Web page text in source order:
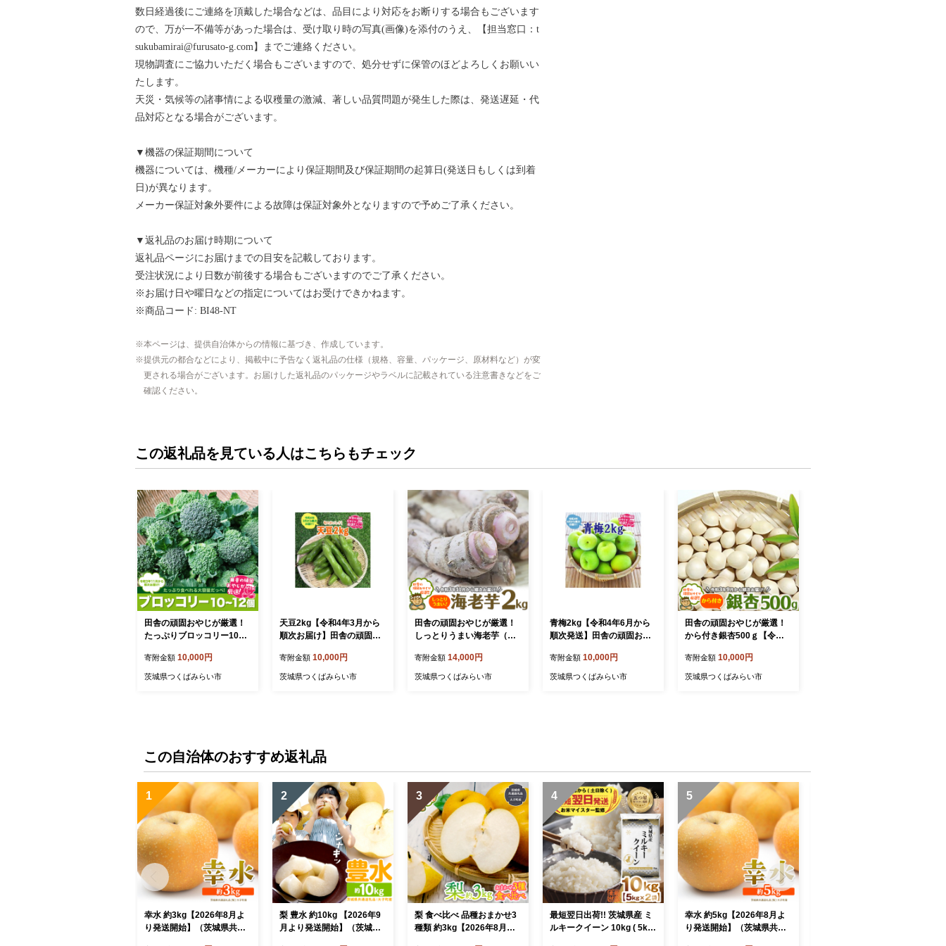
数日経過後にご連絡を頂戴した場合などは、品目により対応をお断りする場合もございます
ので、万が一不備等があった場合は、受け取り時の写真(画像)を添付のうえ、【担当窓口：t
sukubamirai@furusato-g.com】までご連絡ください。
現物調査にご協力いただく場合もございますので、処分せずに保管のほどよろしくお願いい
たします。
天災・気候等の諸事情による収穫量の激減、著しい品質問題が発生した際は、発送遅延・代
品対応となる場合がございます。
▼機器の保証期間について
機器については、機種/メーカーにより保証期間及び保証期間の起算日(発送日もしくは到着
日)が異なります。
メーカー保証対象外要件による故障は保証対象外となりますので予めご了承ください。
▼返礼品のお届け時期について
返礼品ページにお届けまでの目安を記載しております。
受注状況により日数が前後する場合もございますのでご了承ください。
※お届け日や曜日などの指定についてはお受けできかねます。
※商品コード: BI48-NT
本ページは、提供自治体からの情報に基づき、作成しています。
提供元の都合などにより、掲載中に予告なく返礼品の仕様（規格、容量、パッケージ、原材料など）が変
更される場合がございます。お届けした返礼品のパッケージやラベルに記載されている注意書きなどをご
確認ください。
この返礼品を見ている人はこちらもチェック
田舎の頑固おやじが厳選！
たっぷりブロッコリー10～
次お届け】 [BI42-NT]
寄附金額 10,000円
茨城県つくばみらい市
天豆2kg【令和4年3月から
順次お届け】田舎の頑固お
寄附金額 10,000円
茨城県つくばみらい市
田舎の頑固おやじが厳選！
しっとりうまい海老芋（里
順次お届け】 [BIA4-NT]
寄附金額 14,000円
茨城県つくばみらい市
青梅2kg【令和4年6月から
順次発送】田舎の頑固おや
寄附金額 10,000円
茨城県つくばみらい市
田舎の頑固おやじが厳選！
から付き銀杏500ｇ【令和3
-NT]
寄附金額 10,000円
茨城県つくばみらい市
この自治体のおすすめ返礼品
1
幸水 約3kg【2026年8月よ
り発送開始】（茨城県共通
2
梨 豊水 約10kg 【2026年9
月より発送開始】（茨城県
3
梨 食べ比べ 品種おまかせ3
種類 約3kg【2026年8月よ
4
最短翌日出荷!! 茨城県産 ミ
ルキークイーン 10kg ( 5kg
5
幸水 約5kg【2026年8月よ
り発送開始】（茨城県共通